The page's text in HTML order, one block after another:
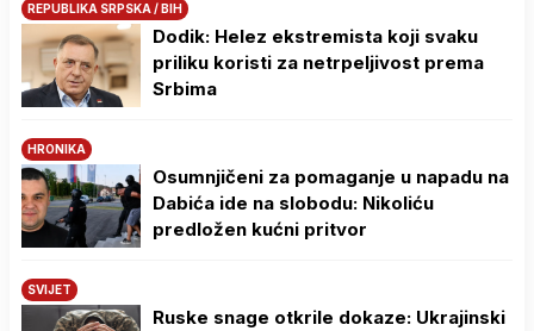
REPUBLIKA SRPSKA / BIH
Dodik: Helez ekstremista koji svaku
priliku koristi za netrpeljivost prema
Srbima
HRONIKA
Osumnjičeni za pomaganje u napadu na
Dabića ide na slobodu: Nikoliću
predložen kućni pritvor
SVIJET
Ruske snage otkrile dokaze: Ukrajinski